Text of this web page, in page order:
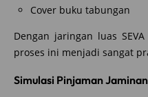
Cover buku tabungan
Dengan jaringan luas
proses ini menjadi sangat
Simulasi Pinjaman